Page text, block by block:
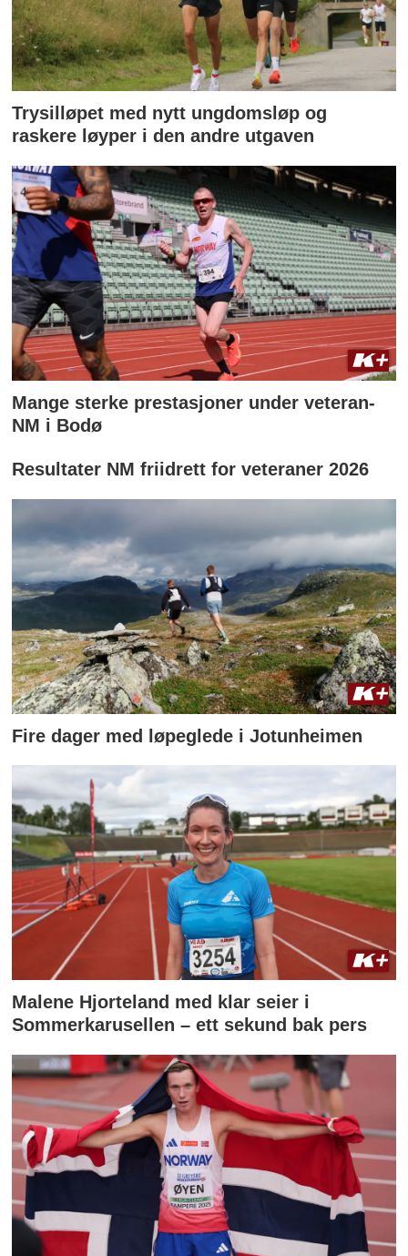
Trysilløpet med nytt ungdomsløp og
raskere løyper i den andre utgaven
Mange sterke prestasjoner under veteran-
NM i Bodø
Resultater NM friidrett for veteraner 2026
Fire dager med løpeglede i Jotunheimen
Malene Hjorteland med klar seier i
Sommerkarusellen – ett sekund bak pers